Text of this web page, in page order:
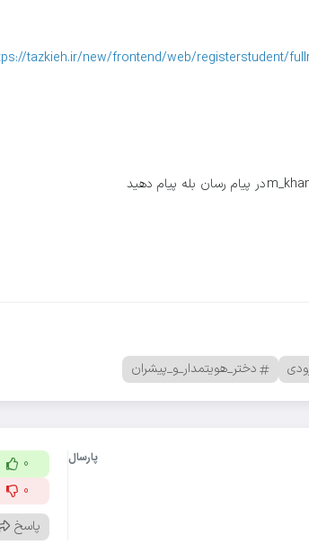
tazkieh.ir/new/frontend/web/registerstudent/
دختر_هویتمدار_و_پیشران
پارسال
0
0
پاسخ